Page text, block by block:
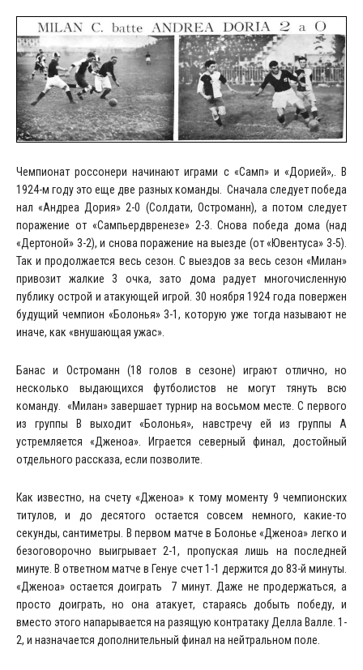
Чемпионат россонери начинают играми с «Самп» и «Дорией»,. В
1924-м году это еще две разных команды. Сначала следует победа
нал «Андреа Дория» 2-0 (Солдати, Остроманн), а потом следует
поражение от «Сампьердвренезе» 2-3. Снова победа дома (над
«Дертоной» 3-2), и снова поражение на выезде (от «Ювентуса» 3-5).
Так и продолжается весь сезон. С выездов за весь сезон «Милан»
привозит жалкие 3 очка, зато дома радует многочисленную
публику острой и атакующей игрой. 30 ноября 1924 года повержен
будущий чемпион «Болонья» 3-1, которую уже тогда называют не
иначе, как «внушающая ужас».
Банас и Остроманн (18 голов в сезоне) играют отлично, но
несколько выдающихся футболистов не могут тянуть всю
команду. «Милан» завершает турнир на восьмом месте. С первого
из группы В выходит «Болонья», навстречу ей из группы А
устремляется «Дженоа». Играется северный финал, достойный
отдельного рассказа, если позволите.
Как известно, на счету «Дженоа» к тому моменту 9 чемпионских
титулов, и до десятого остается совсем немного, какие-то
секунды, сантиметры. В первом матче в Болонье «Дженоа» легко и
безоговорочно выигрывает 2-1, пропуская лишь на последней
минуте. В ответном матче в Генуе счет 1-1 держится до 83-й минуты.
«Дженоа» остается доиграть 7 минут. Даже не продержаться, а
просто доиграть, но она атакует, стараясь добыть победу, и
вместо этого напарывается на разящую контратаку Делла Валле. 1-
2, и назначается дополнительный финал на нейтральном поле.